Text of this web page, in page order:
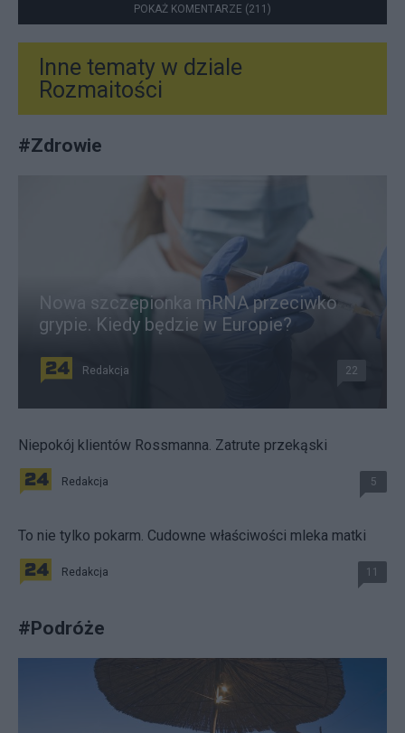
POKAŻ KOMENTARZE (211)
Inne tematy w dziale
Rozmaitości
#Zdrowie
Nowa szczepionka mRNA przeciwko
grypie. Kiedy będzie w Europie?
Redakcja 22
Niepokój klientów Rossmanna. Zatrute przekąski
Redakcja 5
To nie tylko pokarm. Cudowne właściwości mleka matki
Redakcja 11
#Podróże